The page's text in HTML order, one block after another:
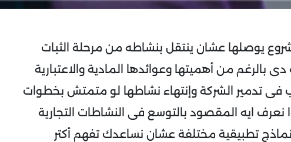
يوصلها عشان ينتقل بنشاطه من مرحلة الثبات
دى بالرغم من أهميتها وعوائدها المادية والاعتبارية
فى تدمير الشركة وإنتهاء نشاطها لو متمتش بخطوات
ايه المقصود بالتوسع فى النشاطات التجارية
تطبيقية مختلفة عشان نساعدك تفهم أكتر